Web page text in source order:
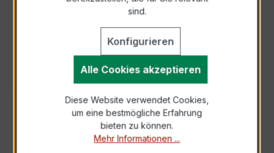
Als PDF exportieren
BESCHREIBUNG
Der WSK 40 15/1A 5VA Kl.0,5 ist ein
kompakter, hochpräziser Niederspannungs-
sind.
Konfigurieren
Alle Cookies akzeptieren
Diese Website verwendet Cookies,
um eine bestmögliche Erfahrung
bieten zu können.
Mehr Informationen ...